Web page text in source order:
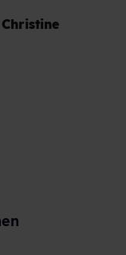
Christine